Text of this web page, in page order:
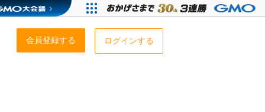
会員登録する ログインする